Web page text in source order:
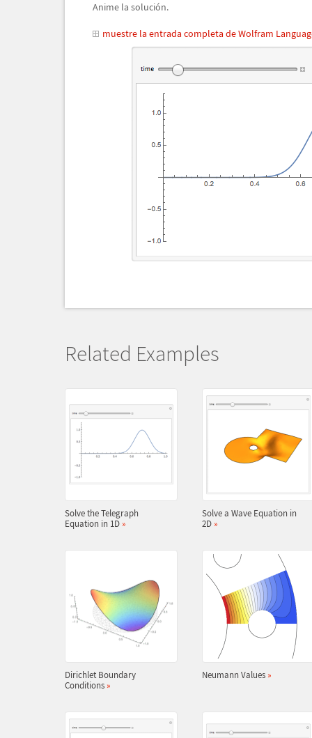
Anime la solución.
muestre la entrada completa de Wolfram
Related Examples
Solve the Telegraph
Equation in 1D »
Solve a Wave Equation in
2D »
Dirichlet Boundary
Conditions »
Neumann Values »